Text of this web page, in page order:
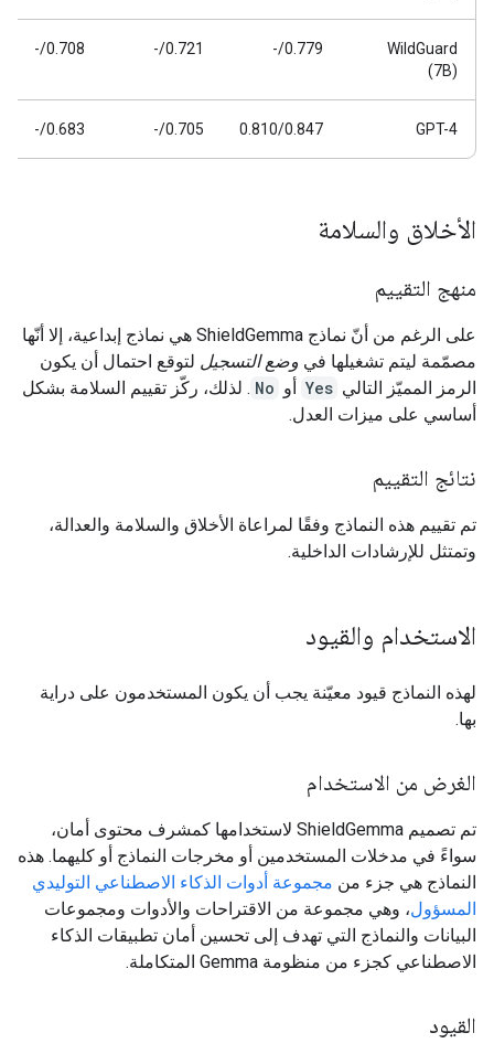
WildGuard
(7B)
0.779/-
0.721/-
0.708/-
GPT-4
0.810/0.847
0.705/-
0.683/-
الأخلاق والسلامة
منهج التقييم
على الرغم من أنّ نماذج ShieldGemma هي نماذج إبداعية، إلا أنّها
مصمّمة ليتم تشغيلها في وضع التسجيل لتوقع احتمال أن يكون
الرمز المميّز التالي Yes أو No . لذلك، ركّز تقييم السلامة بشكل
أساسي على ميزات العدل.
نتائج التقييم
تم تقييم هذه النماذج وفقًا لمراعاة الأخلاق والسلامة والعدالة،
وتمتثل للإرشادات الداخلية.
الاستخدام والقيود
لهذه النماذج قيود معيّنة يجب أن يكون المستخدمون على دراية
بها.
الغرض من الاستخدام
تم تصميم ShieldGemma لاستخدامها كمشرف محتوى أمان،
سواءً في مدخلات المستخدمين أو مخرجات النماذج أو كليهما. هذه
النماذج هي جزء من مجموعة أدوات الذكاء الاصطناعي التوليدي
المسؤول، وهي مجموعة من الاقتراحات والأدوات ومجموعات
البيانات والنماذج التي تهدف إلى تحسين أمان تطبيقات الذكاء
الاصطناعي كجزء من منظومة Gemma المتكاملة.
القيود